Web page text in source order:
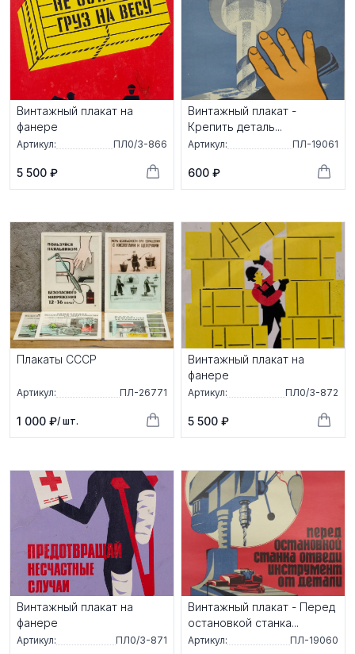
Винтажный плакат на
фанере
Артикул: ПЛ0/3-866
5 500 ₽
Винтажный плакат -
Крепить деталь...
Артикул: ПЛ-19061
600 ₽
Плакаты СССР
Артикул: ПЛ-26771
1 000 ₽/ шт.
Винтажный плакат на
фанере
Артикул: ПЛ0/3-872
5 500 ₽
Винтажный плакат на
фанере
Артикул: ПЛ0/3-871
Винтажный плакат - Перед
остановкой станка...
Артикул: ПЛ-19060